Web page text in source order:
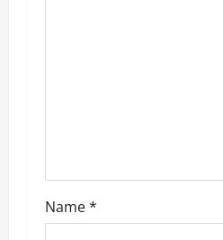
Name*